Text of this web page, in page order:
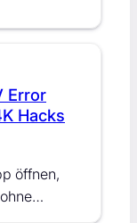
Error
Hacks
öffnen,